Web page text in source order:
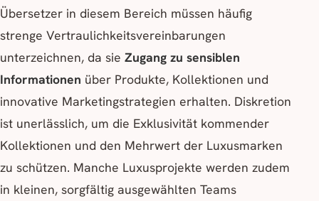
Übersetzer in diesem Bereich müssen häufig
strenge Vertraulichkeitsvereinbarungen
unterzeichnen, da sie Zugang zu sensiblen
Informationen über Produkte, Kollektionen und
innovative Marketingstrategien erhalten. Diskretion
ist unerlässlich, um die Exklusivität kommender
Kollektionen und den Mehrwert der Luxusmarken
zu schützen. Manche Luxusprojekte werden zudem
in kleinen, sorgfältig ausgewählten Teams